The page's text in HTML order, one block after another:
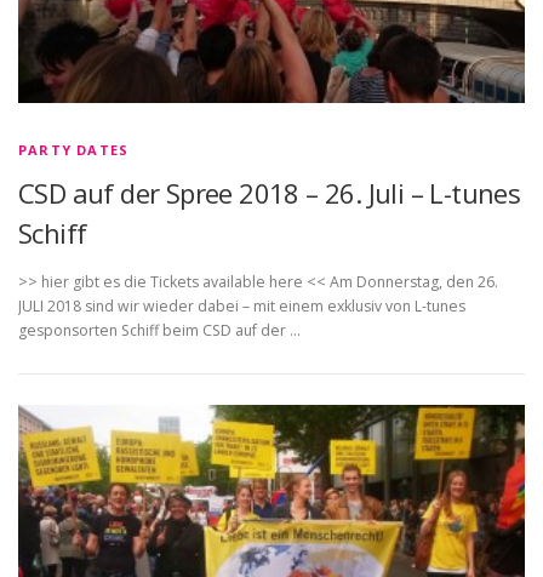
PARTY DATES
CSD auf der Spree 2018 – 26. Juli – L-tunes
Schiff
>> hier gibt es die Tickets available here << Am Donnerstag, den 26.
JULI 2018 sind wir wieder dabei – mit einem exklusiv von L-tunes
gesponsorten Schiff beim CSD auf der …